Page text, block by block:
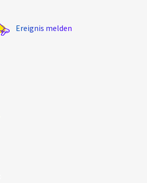
Ereignis melden